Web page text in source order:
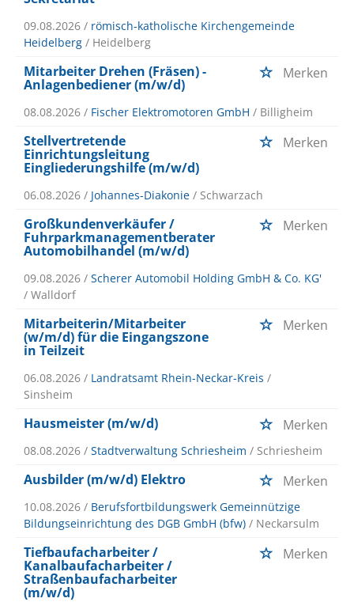
09.08.2026 / römisch-katholische Kirchengemeinde
Heidelberg / Heidelberg
Mitarbeiter Drehen (Fräsen) -
Anlagenbediener (m/w/d)
Merken
08.08.2026 / Fischer Elektromotoren GmbH / Billigheim
Stellvertretende
Einrichtungsleitung
Eingliederungshilfe (m/w/d)
Merken
06.08.2026 / Johannes-Diakonie / Schwarzach
Großkundenverkäufer /
Fuhrparkmanagementberater
Automobilhandel (m/w/d)
Merken
09.08.2026 / Scherer Automobil Holding GmbH & Co. KG'
/ Walldorf
Mitarbeiterin/Mitarbeiter
(w/m/d) für die Eingangszone
in Teilzeit
Merken
06.08.2026 / Landratsamt Rhein-Neckar-Kreis /
Sinsheim
Hausmeister (m/w/d) Merken
08.08.2026 / Stadtverwaltung Schriesheim / Schriesheim
Ausbilder (m/w/d) Elektro Merken
10.08.2026 / Berufsfortbildungswerk Gemeinnützige
Bildungseinrichtung des DGB GmbH (bfw) / Neckarsulm
Tiefbaufacharbeiter /
Kanalbaufacharbeiter /
Straßenbaufacharbeiter
(m/w/d)
Merken